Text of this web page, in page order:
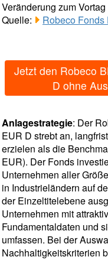
Veränderung zum Vortag
Quelle:
Robeco Fonds
Jetzt den Robeco
D ohne
Anlagestrategie: Der
EUR D strebt an,
erzielen als die
EUR). Der Fonds
Unternehmen aller
in Industrieländern auf
der Einzeltitelebene
Unternehmen mit
Fundamentaldaten und
umfassen. Bei der
Nachhaltigkeitskriterien